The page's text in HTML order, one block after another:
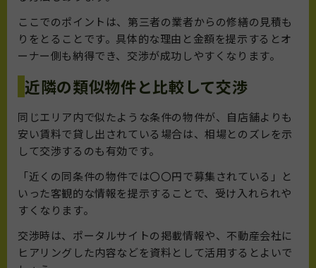
ここでのポイントは、第三者の業者からの修繕の見積も
りをとることです。具体的な理由と金額を提示するとオ
ーナー側も納得でき、交渉が成功しやすくなります。
近隣の類似物件と比較して交渉
同じエリア内で似たような条件の物件が、自店舗よりも
安い賃料で貸し出されている場合は、相場とのズレを示
して交渉するのも有効です。
「近くの同条件の物件では〇〇円で募集されている」と
いった客観的な情報を提示することで、受け入れられや
すくなります。
交渉時は、ポータルサイトの掲載情報や、不動産会社に
ヒアリングした内容などを資料として活用するとよいで